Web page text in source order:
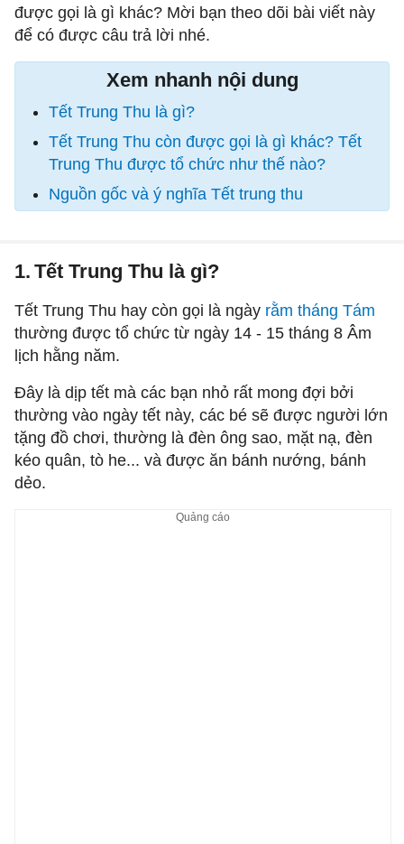
được gọi là gì khác? Mời bạn theo dõi bài viết này
để có được câu trả lời nhé.
Xem nhanh nội dung
Tết Trung Thu là gì?
Tết Trung Thu còn được gọi là gì khác? Tết
Trung Thu được tổ chức như thế nào?
Nguồn gốc và ý nghĩa Tết trung thu
Tết Trung Thu là gì?
1.
Tết Trung Thu hay còn gọi là ngày rằm tháng Tám
thường được tổ chức từ ngày 14 - 15 tháng 8 Âm
lịch hằng năm.
Đây là dịp tết mà các bạn nhỏ rất mong đợi bởi
thường vào ngày tết này, các bé sẽ được người lớn
tặng đồ chơi, thường là đèn ông sao, mặt nạ, đèn
kéo quân, tò he... và được ăn bánh nướng, bánh
dẻo.